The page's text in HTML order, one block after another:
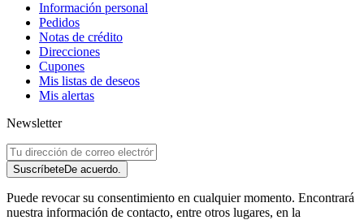
Información personal
Pedidos
Notas de crédito
Direcciones
Cupones
Mis listas de deseos
Mis alertas
Newsletter
SuscríbeteDe acuerdo.
Puede revocar su consentimiento en cualquier momento. Encontrará
nuestra información de contacto, entre otros lugares, en la